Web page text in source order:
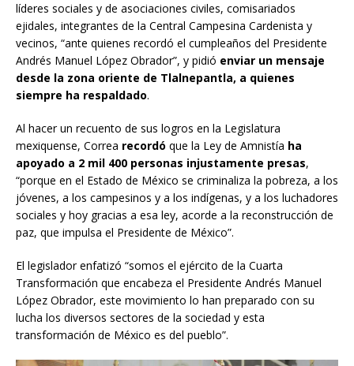
líderes sociales y de asociaciones civiles, comisariados
ejidales, integrantes de la Central Campesina Cardenista y
vecinos, “ante quienes recordó el cumpleaños del Presidente
Andrés Manuel López Obrador”, y pidió enviar un mensaje
desde la zona oriente de Tlalnepantla, a quienes
siempre ha respaldado.
Al hacer un recuento de sus logros en la Legislatura
mexiquense, Correa recordó que la Ley de Amnistía ha
apoyado a 2 mil 400 personas injustamente presas,
“porque en el Estado de México se criminaliza la pobreza, a los
jóvenes, a los campesinos y a los indígenas, y a los luchadores
sociales y hoy gracias a esa ley, acorde a la reconstrucción de
paz, que impulsa el Presidente de México”.
El legislador enfatizó “somos el ejército de la Cuarta
Transformación que encabeza el Presidente Andrés Manuel
López Obrador, este movimiento lo han preparado con su
lucha los diversos sectores de la sociedad y esta
transformación de México es del pueblo”.